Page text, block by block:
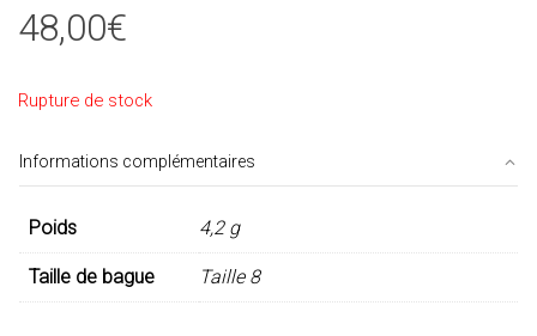
48,00€
Rupture de stock
Informations complémentaires
Poids 4,2 g
Taille de bague Taille 8